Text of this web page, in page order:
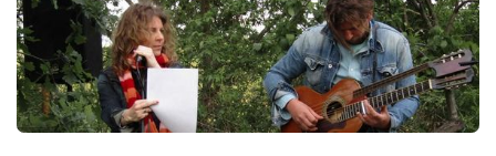
Анна Черненко
Марина Фенота
Гостиная